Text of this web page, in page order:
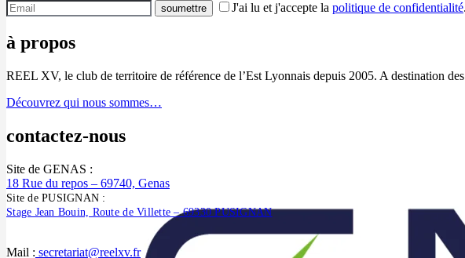
J'ai lu et j'accepte la politique de confidentialité.
à propos
REEL XV, le club de territoire de référence de l’Est Lyonnais depuis 2005. A destination
Découvrez qui nous sommes…
contactez-nous
Site de GENAS :
18 Rue du repos – 69740, Genas
Site de PUSIGNAN :
Stage Jean Bouin, Route de Villette – 69330 PUSIGNAN
Mail : secretariat@reelxv.fr